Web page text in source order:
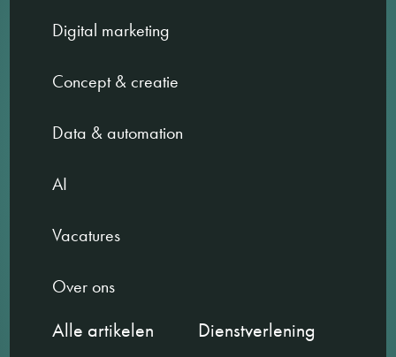
Digital marketing
Concept & creatie
Data & automation
AI
Vacatures
Over ons
Alle artikelen
Dienstverlening